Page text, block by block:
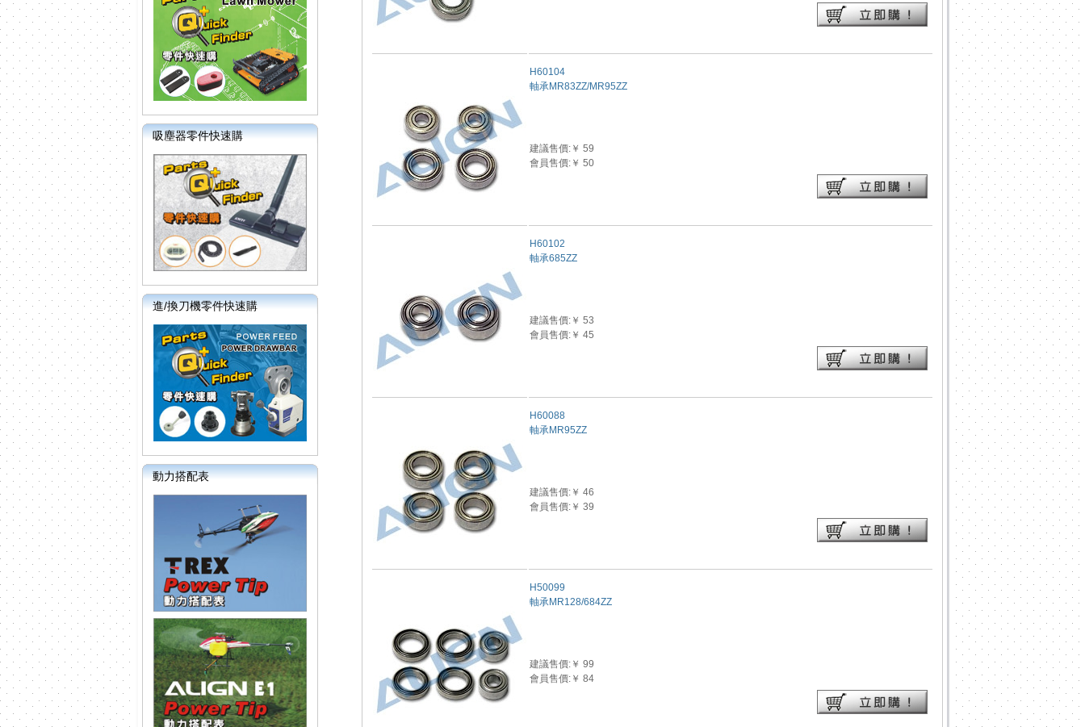
吸塵器零件快速購
進/換刀機零件快速購
動力搭配表
H60104
軸承MR83ZZ/MR95ZZ
建議售價:￥ 59
會員售價:￥ 50
H60102
軸承685ZZ
建議售價:￥ 53
會員售價:￥ 45
H60088
軸承MR95ZZ
建議售價:￥ 46
會員售價:￥ 39
H50099
軸承MR128/684ZZ
建議售價:￥ 99
會員售價:￥ 84